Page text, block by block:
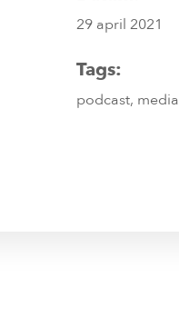
29 april 2021
Tags:
podcast, media